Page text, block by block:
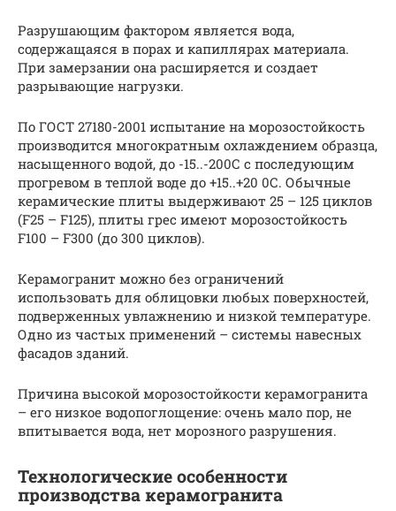
Разрушающим фактором является вода,
содержащаяся в порах и капиллярах материала.
При замерзании она расширяется и создает
разрывающие нагрузки.
По ГОСТ 27180-2001 испытание на морозостойкость
производится многократным охлаждением образца,
насыщенного водой, до -15..-200С с последующим
прогревом в теплой воде до +15..+20 0С. Обычные
керамические плиты выдерживают 25 – 125 циклов
(F25 – F125), плиты грес имеют морозостойкость
F100 – F300 (до 300 циклов).
Керамогранит можно без ограничений
использовать для облицовки любых поверхностей,
подверженных увлажнению и низкой температуре.
Одно из частых применений – системы навесных
фасадов зданий.
Причина высокой морозостойкости керамогранита
– его низкое водопоглощение: очень мало пор, не
впитывается вода, нет морозного разрушения.
Технологические особенности
производства керамогранита